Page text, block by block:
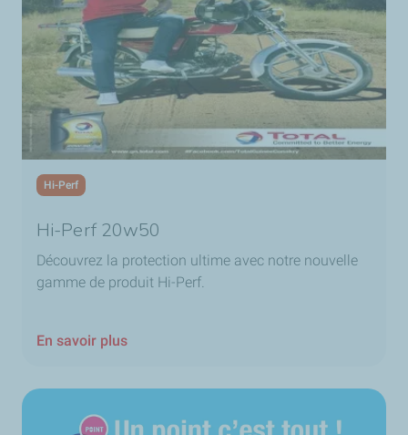
Hi-Perf
Hi-Perf 20w50
Découvrez la protection ultime avec notre nouvelle
gamme de produit Hi-Perf.
En savoir plus